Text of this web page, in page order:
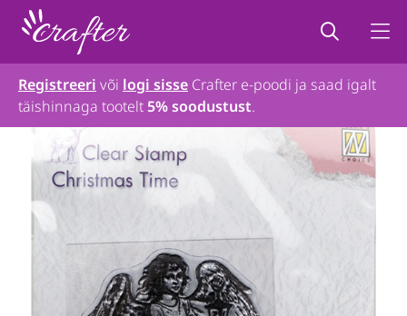
Registreeri või logi sisse Crafter e-poodi ja saad igalt
täishinnaga tootelt5% soodustust.